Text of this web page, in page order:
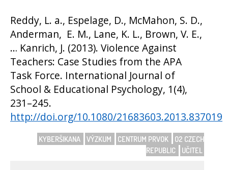
Reddy, L. a., Espelage, D., McMahon, S. D.,
Anderman, E. M., Lane, K. L., Brown, V. E.,
… Kanrich, J. (2013). Violence Against
Teachers: Case Studies from the APA
Task Force. International Journal of
School & Educational Psychology, 1(4),
231–245.
http://doi.org/10.1080/21683603.2013.837019
KYBERŠIKANA VÝZKUM CENTRUM PRVOK
O2 CZECH
REPUBLIC
UČITEL